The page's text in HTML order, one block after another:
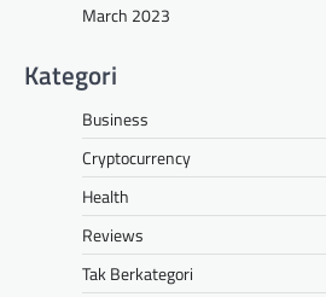
March 2023
Kategori
Business
Cryptocurrency
Health
Reviews
Tak Berkategori